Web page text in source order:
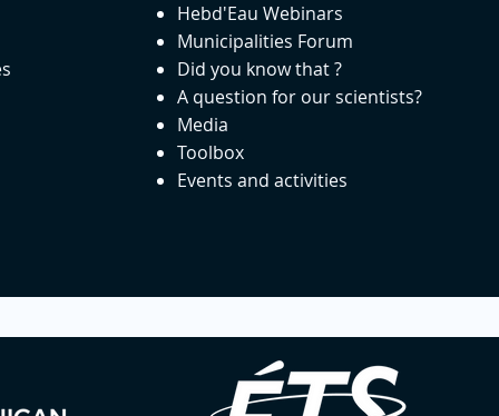
Hebd'Eau Webinars
Municipalities Forum
Did you know that ?
A question for our scientists?
Media
Toolbox
Events and activities